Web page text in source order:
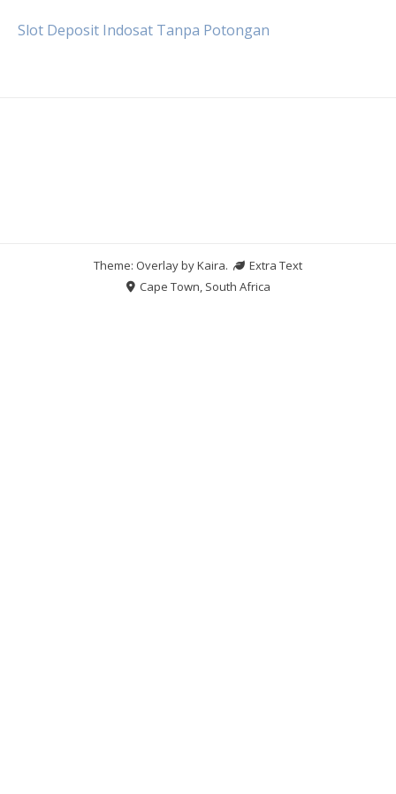
Slot Deposit Indosat Tanpa Potongan
Theme: Overlay byKaira.
Extra Text
Cape Town, South Africa